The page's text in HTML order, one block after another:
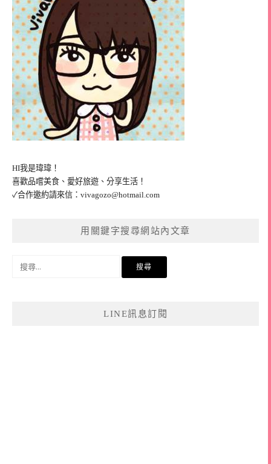
HI我是瑋瑋！
喜歡品嚐美食、愛好旅遊、分享生活！
✓合作邀約請來信： vivagozo@hotmail.com
用關鍵字搜尋網站內文章
LINE訊息訂閱